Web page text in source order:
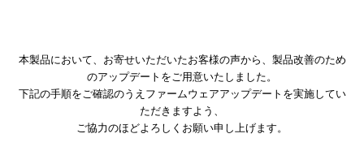
本製品において、お寄せいただいたお客様の声から、製品改善のため
のアップデートをご用意いたしました。
下記の手順をご確認のうえファームウェアアップデートを実施してい
ただきますよう、
ご協力のほどよろしくお願い申し上げます。